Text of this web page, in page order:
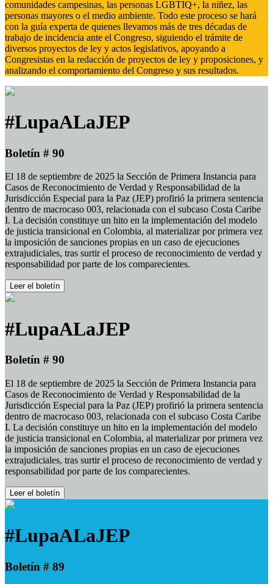
comunidades campesinas, las personas LGBTIQ+, la niñez, las
personas mayores o el medio ambiente. Todo este proceso se hará
con la guía experta de quienes llevamos más de tres décadas de
trabajo de incidencia ante el Congreso, siguiendo el trámite de
diversos proyectos de ley y actos legislativos, apoyando a
Congresistas en la redacción de proyectos de ley y proposiciones, y
analizando el comportamiento del Congreso y sus resultados.
#LupaALaJEP
Boletín # 90
El 18 de septiembre de 2025 la Sección de Primera Instancia para
Casos de Reconocimiento de Verdad y Responsabilidad de la
Jurisdicción Especial para la Paz (JEP) profirió la primera sentencia
dentro de macrocaso 003, relacionada con el subcaso Costa Caribe
I. La decisión constituye un hito en la implementación del modelo
de justicia transicional en Colombia, al materializar por primera vez
la imposición de sanciones propias en un caso de ejecuciones
extrajudiciales, tras surtir el proceso de reconocimiento de verdad y
responsabilidad por parte de los comparecientes.
Leer el boletín
#LupaALaJEP
Boletín # 90
El 18 de septiembre de 2025 la Sección de Primera Instancia para
Casos de Reconocimiento de Verdad y Responsabilidad de la
Jurisdicción Especial para la Paz (JEP) profirió la primera sentencia
dentro de macrocaso 003, relacionada con el subcaso Costa Caribe
I. La decisión constituye un hito en la implementación del modelo
de justicia transicional en Colombia, al materializar por primera vez
la imposición de sanciones propias en un caso de ejecuciones
extrajudiciales, tras surtir el proceso de reconocimiento de verdad y
responsabilidad por parte de los comparecientes.
Leer el boletín
#LupaALaJEP
Boletín # 89